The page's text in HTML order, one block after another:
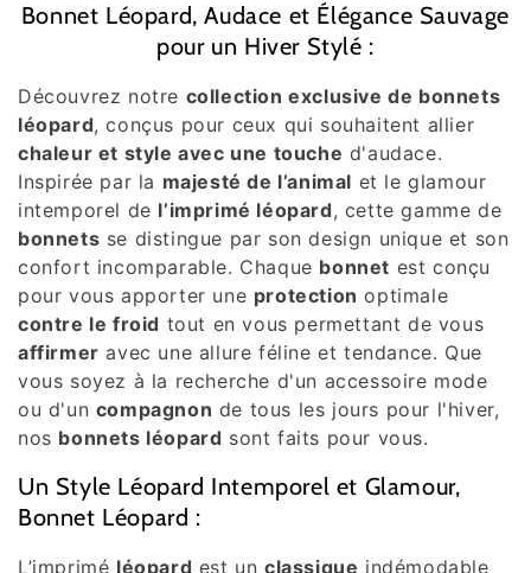
l
l
e
c
t
i
o
n
:
Bonnet Léopard, Audace et Élégance Sauvage
pour un Hiver Stylé :
Découvrez notre collection exclusive de bonnets
léopard, conçus pour ceux qui souhaitent allier
chaleur et style avec une touche d'audace.
Inspirée par la majesté de l’animal et le glamour
intemporel de l’imprimé léopard, cette gamme de
bonnets se distingue par son design unique et son
confort incomparable. Chaque bonnet est conçu
pour vous apporter une protection optimale
contre le froid tout en vous permettant de vous
affirmer avec une allure féline et tendance. Que
vous soyez à la recherche d'un accessoire mode
ou d'un compagnon de tous les jours pour l'hiver,
nos bonnets léopard sont faits pour vous.
Un Style Léopard Intemporel et Glamour,
Bonnet Léopard :
L’imprimé léopard est unclassique indémodable